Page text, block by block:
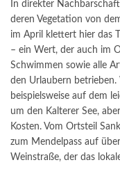
In direkter
deren Vegetation von
im April klettert hier das
– ein Wert, der auch im
Schwimmen sowie alle
den Urlaubern
beispielsweise auf dem
um den Kalterer See,
Kosten. Vom Ortsteil
zum Mendelpass auf
Weinstraße, der das